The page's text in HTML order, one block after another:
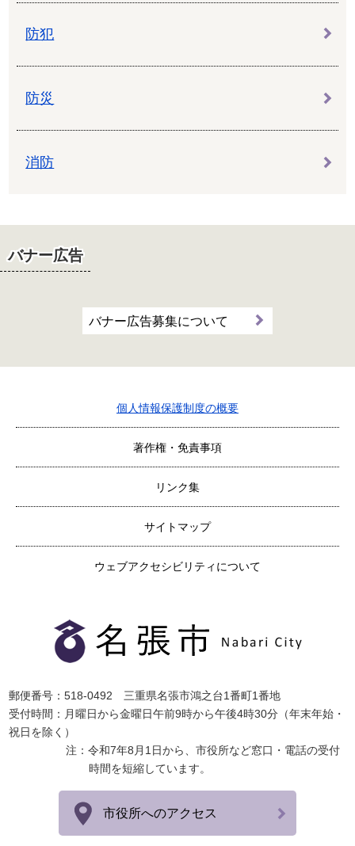
防犯
防災
消防
バナー広告
バナー広告募集について
個人情報保護制度の概要
著作権・免責事項
リンク集
サイトマップ
ウェブアクセシビリティについて
郵便番号：518-0492 三重県名張市鴻之台1番町1番地
受付時間：月曜日から金曜日午前9時から午後4時30分（年末年始・
祝日を除く）
注：令和7年8月1日から、市役所など窓口・電話の受付
時間を短縮しています。
市役所へのアクセス